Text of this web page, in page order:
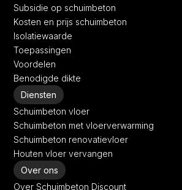
Subsidie op schuimbeton
Kosten en prijs schuimbeton
Isolatiewaarde
Toepassingen
Voordelen
Benodigde dikte
Diensten
Schuimbeton vloer
Schuimbeton met vloerverwarming
Schuimbeton renovatievloer
Houten vloer vervangen
Over ons
Over Schuimbeton Discount